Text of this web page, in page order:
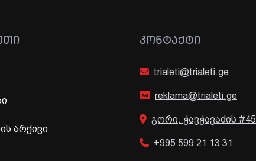
არქივი
ᲙᲝᲜᲢᲐᲥᲢᲘ
trialeti@trialeti.ge
reklama@trialeti.ge
გორი, ჭავჭავაძის #45
+995 599 21 13 31